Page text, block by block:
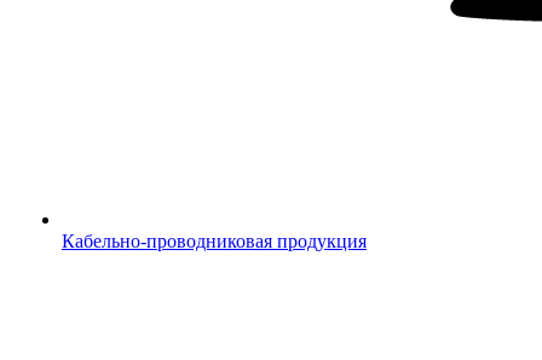
Кабельно-проводниковая продукция